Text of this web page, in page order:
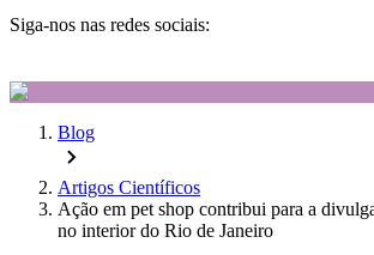
Siga-nos nas redes sociais:
Blog
Artigos Científicos
Ação em pet shop contribui para a
no interior do Rio de Janeiro